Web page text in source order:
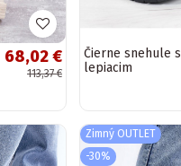
68,02 €
113,37 €
Čierne snehule s
lepiacim
Zimný OUTLET
-30%